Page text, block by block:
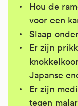
Hou de
voor een
Slaap
Er zijn
Japanse
Er zijn
tegen